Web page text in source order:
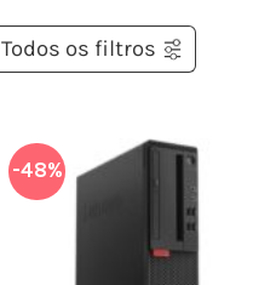
Todos os filtros
-48%